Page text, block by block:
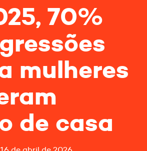
70%
mulheres
de casa